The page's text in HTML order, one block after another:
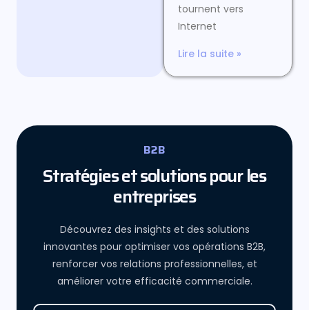
tournent vers
Internet
Lire la suite »
B2B
Stratégies et solutions pour les
entreprises
Découvrez des insights et des solutions
innovantes pour optimiser vos opérations B2B,
renforcer vos relations professionnelles, et
améliorer votre efficacité commerciale.